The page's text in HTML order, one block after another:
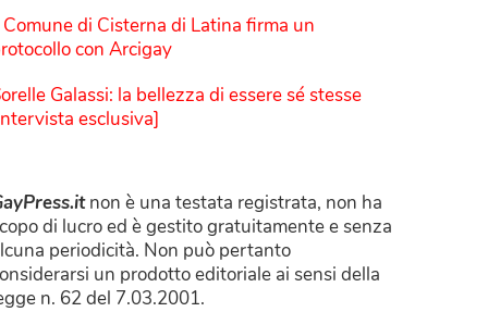
Comune di Cisterna di Latina firma un
con Arcigay
Galassi: la bellezza di essere sé stesse
esclusiva]
non è una testata registrata, non ha
di lucro ed è gestito gratuitamente e senza
periodicità. Non può pertanto
un prodotto editoriale ai sensi della
n. 62 del 7.03.2001.